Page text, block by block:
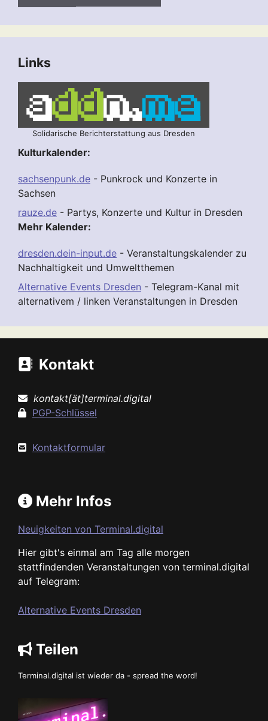
Links
Solidarische Berichterstattung aus Dresden
Kulturkalender:
sachsenpunk.de - Punkrock und Konzerte in
Sachsen
rauze.de - Partys, Konzerte und Kultur in Dresden
Mehr Kalender:
dresden.dein-input.de - Veranstaltungskalender zu
Nachhaltigkeit und Umweltthemen
Alternative Events Dresden - Telegram-Kanal mit
alternativem / linken Veranstaltungen in Dresden
Kontakt
kontakt[ät]terminal.digital
PGP-Schlüssel
Kontaktformular
Mehr Infos
Neuigkeiten von Terminal.digital
Hier gibt's einmal am Tag alle morgen
stattfindenden Veranstaltungen von terminal.digital
auf Telegram:
Alternative Events Dresden
Teilen
Terminal.digital ist wieder da - spread the word!